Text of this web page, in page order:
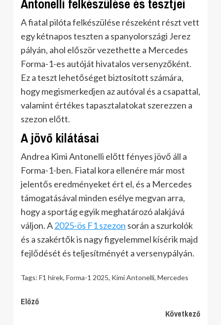
Antonelli felkészülése és tesztjei
A fiatal pilóta felkészülése részeként részt vett
egy kétnapos teszten a spanyolországi Jerez
pályán, ahol először vezethette a Mercedes
Forma-1-es autóját hivatalos versenyzőként.
Ez a teszt lehetőséget biztosított számára,
hogy megismerkedjen az autóval és a csapattal,
valamint értékes tapasztalatokat szerezzen a
szezon előtt.
A jövő kilátásai
Andrea Kimi Antonelli előtt fényes jövő áll a
Forma-1-ben. Fiatal kora ellenére már most
jelentős eredményeket ért el, és a Mercedes
támogatásával minden esélye megvan arra,
hogy a sportág egyik meghatározó alakjává
váljon. A2025-ös F1 szezon során a szurkolók
és a szakértők is nagy figyelemmel kísérik majd
fejlődését és teljesítményét a versenypályán.
Tags: F1 hírek, Forma-1 2025, Kimi Antonelli, Mercedes
Continue
Előző
Következő